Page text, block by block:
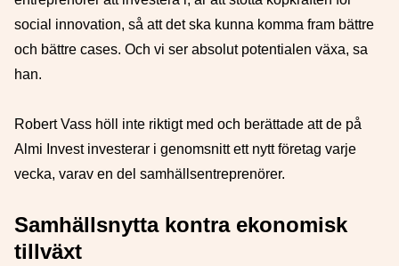
social innovation, så att det ska kunna komma fram bättre
och bättre cases. Och vi ser absolut potentialen växa, sa
han.
Robert Vass höll inte riktigt med och berättade att de på
Almi Invest investerar i genomsnitt ett nytt företag varje
vecka, varav en del samhällsentreprenörer.
Samhällsnytta kontra ekonomisk
tillväxt